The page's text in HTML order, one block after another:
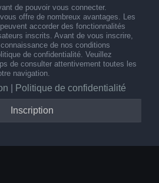
de pouvoir vous connecter.
offre de nombreux avantages. Les
accorder des fonctionnalités
inscrits. Avant de vous inscrire,
de nos conditions
de confidentialité. Veuillez
de consulter attentivement toutes les
navigation.
Politique de confidentialité
Inscription